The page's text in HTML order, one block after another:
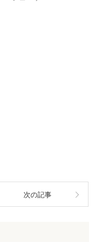
次の記事